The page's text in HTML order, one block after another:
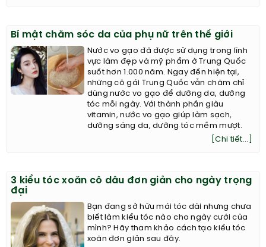
Bí mật chăm sóc da của phụ nữ trên thế giới
Nước vo gạo đã được sử dụng trong lĩnh
vực làm đẹp và mỹ phẩm ở Trung Quốc
suốt hơn 1.000 năm. Ngay đến hiện tại,
những cô gái Trung Quốc vẫn chăm chỉ
dùng nước vo gạo để dưỡng da, dưỡng
tóc mỗi ngày. Với thành phần giàu
vitamin, nước vo gạo giúp làm sạch,
dưỡng sáng da, dưỡng tóc mềm mượt.
[Chi tiết...]
3 kiểu tóc xoăn cô dâu đơn giản cho ngày trọng
đại
Bạn đang sở hữu mái tóc dài nhưng chưa
biết làm kiểu tóc nào cho ngày cưới của
mình? Hãy tham khảo cách tạo kiểu tóc
xoăn đơn giản sau đây.